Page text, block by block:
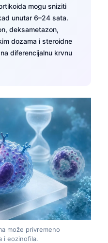
mogu sniziti
unutar 6–24 sata.
deksametazon,
dozama i steroidne
diferencijalnu krvnu
može privremeno
i eozinofila.